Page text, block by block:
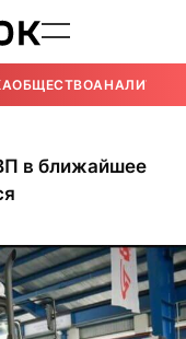
ОБЩЕСТВОАНАЛИТИКА
в ближайшее